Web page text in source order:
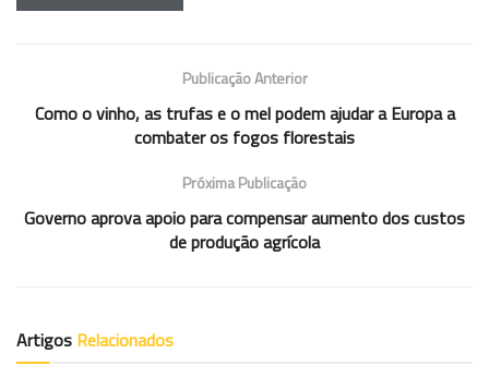
Publicação Anterior
Como o vinho, as trufas e o mel podem ajudar a Europa a
combater os fogos florestais
Próxima Publicação
Governo aprova apoio para compensar aumento dos custos
de produção agrícola
Artigos Relacionados